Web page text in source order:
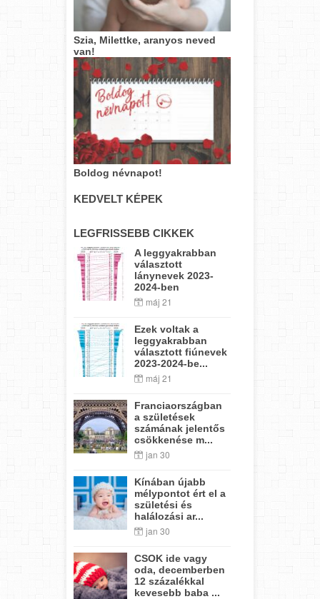
Szia, Milettke, aranyos neved
van!
Boldog névnapot!
KEDVELT KÉPEK
LEGFRISSEBB CIKKEK
A leggyakrabban
választott
lánynevek 2023-
2024-ben
máj 21
Ezek voltak a
leggyakrabban
választott fiúnevek
2023-2024-be...
máj 21
Franciaországban
a születések
számának jelentős
csökkenése m...
jan 30
Kínában újabb
mélypontot ért el a
születési és
halálozási ar...
jan 30
CSOK ide vagy
oda, decemberben
12 százalékkal
kevesebb baba ...